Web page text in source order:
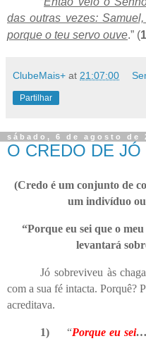
das outras vezes:
porque o teu servo ouve.” (
ClubeMais+ at 21:07:00
Partilhar
sábado, 6 de agosto de
O CREDO DE JÓ
(Credo é um conjunto de
um indivíduo
“Porque eu sei que o
levantará
Jó sobreviveu às
com a sua fé intacta. Porquê?
acreditava.
1) “Porque eu sei